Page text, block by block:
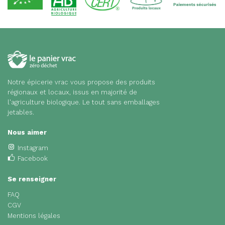
Notre épicerie vrac vous propose des produits
régionaux et locaux, issus en majorité de
l'agriculture biologique. Le tout sans emballages
jetables.
Nous aimer
Instagram
Facebook
Se renseigner
FAQ
CGV
Mentions légales